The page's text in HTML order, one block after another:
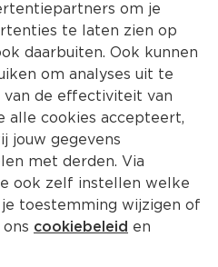
om je
te laten zien op
daarbuiten. Ook kunnen
om analyses uit te
de effectiviteit van
alle cookies accepteert,
jouw gegevens
met derden. Via
ook zelf instellen welke
toestemming wijzigen of
cookiebeleid en